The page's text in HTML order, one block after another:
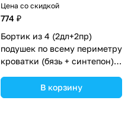
Цена со скидкой
774 ₽
Бортик из 4 (2дл+2пр)
подушек по всему периметру
кроватки (бязь + синтепон)
ассортименте.В корзину